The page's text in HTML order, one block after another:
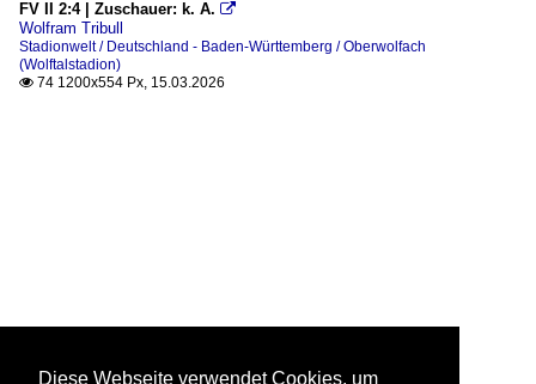
FV II 2:4 | Zuschauer: k. A. 
Wolfram Tribull
Stadionwelt / Deutschland - Baden-Württemberg / Oberwolfach
(Wolftalstadion)
 74 1200x554 Px, 15.03.2026
Diese Webseite verwendet Cookies, um